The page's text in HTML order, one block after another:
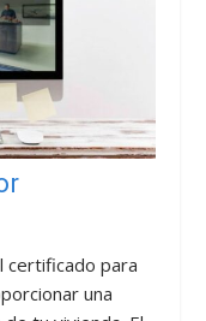
certificado para
una